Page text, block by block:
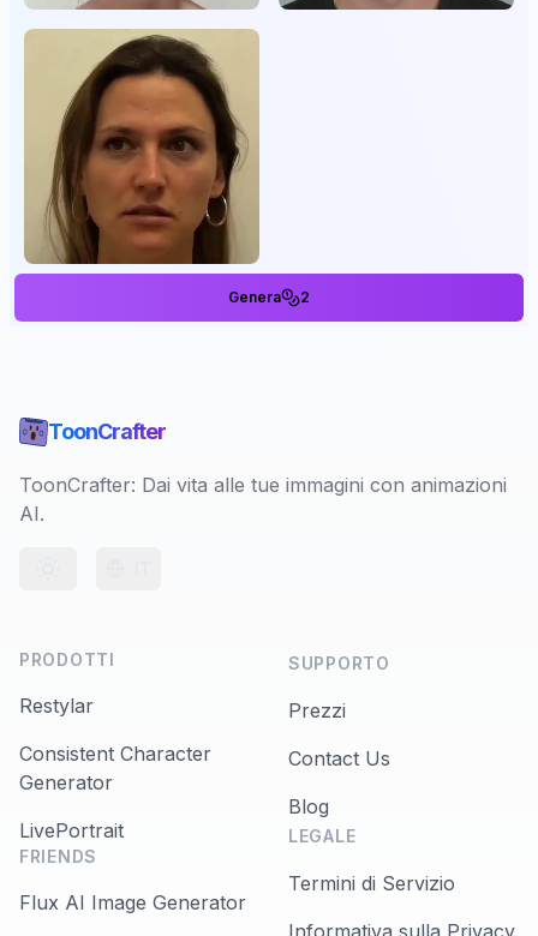
Genera 2
ToonCrafter
ToonCrafter: Dai vita alle tue immagini con animazioni
AI.
PRODOTTI
Restylar
Consistent Character
Generator
LivePortrait
FRIENDS
Flux AI Image Generator
SUPPORTO
Prezzi
Contact Us
Blog
LEGALE
Termini di Servizio
Informativa sulla Privacy